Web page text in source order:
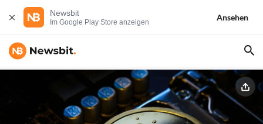
Newsbit
Im Google Play Store anzeigen
Ansehen